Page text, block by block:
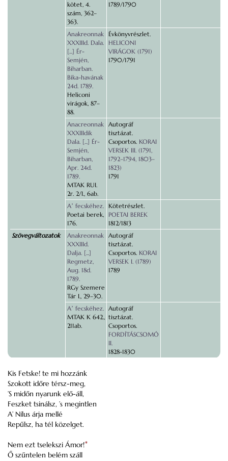
kötet, 4.
szám, 362–
363.
1789/1790
Anakreonnak
XXXIIId. Dala.
[...] Ér-
Semjén,
Biharban.
Bika-havának
24d. 1789.
Heliconi
virágok, 87–
88.
Évkönyvrészlet.
HELICONI
VIRÁGOK (1791)
1790/1791
Anacreonnak
XXXIIIdik
Dala. [...] Ér-
Semjén,
Biharban,
Apr. 24d.
1789.
MTAK RUI.
2r. 2/I., 6ab.
Autográf
tisztázat.
Csoportos. KORAI
VERSEK III. (1791,
1792–1794, 1803–
1823)
1791
Aʼ fecskéhez.
Poetai berek,
176.
Kötetrészlet.
POETAI BEREK
1812/1813
Szövegváltozatok
Anakreonnak
XXXIIId.
Dalja. [...]
Regmetz,
Aug. 18d.
1789.
RGy Szemere
Tár I., 29–30.
Autográf
tisztázat.
Csoportos. KORAI
VERSEK I. (1789)
1789
Aʼ fecskéhez.
MTAK K 642.,
211ab.
Autográf
tisztázat.
Csoportos.
FORDÍTÁSCSOMÓ
II.
1828-1830
Kis Fetske! te mi hozzánk
Szokott időre térsz-meg,
’S midőn nyarunk elő-áll,
Feszket tsinálsz, ’s megintlen
A’ Nílus árja mellé
Repűlsz, ha tél közelget.
Nem ezt tselekszi Ámor!*
Ő szűntelen belém száll